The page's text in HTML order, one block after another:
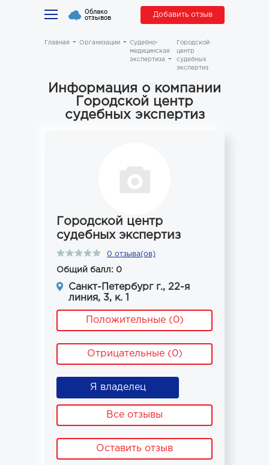
Облако
отзывов Добавить отзыв
Главная Организации
Судебно-
медицинская
экспертиза
Городской
центр
судебных
экспертиз
Информация о компании
Городской центр
судебных экспертиз
Городской центр
судебных экспертиз
0 отзыва(ов)
Общий балл: 0
Санкт-Петербург г., 22-я
линия, 3, к. 1
Положительные (0)
Отрицательные (0)
Я владелец
Все отзывы
Оставить отзыв